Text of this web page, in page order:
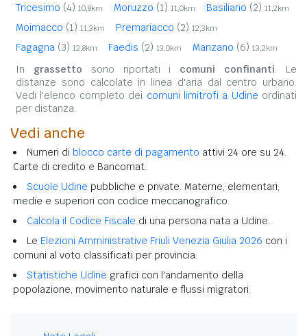
Tricesimo (4) 10,8km Moruzzo (1) 11,0km Basiliano (2) 11,2km
Moimacco (1) 11,3km Premariacco (2) 12,3km
Fagagna (3) 12,8km Faedis (2) 13,0km Manzano (6) 13,2km
In grassetto sono riportati i comuni confinanti. Le
distanze sono calcolate in linea d'aria dal centro urbano.
Vedi l'elenco completo dei comuni limitrofi a Udine ordinati
per distanza.
Vedi anche
Numeri di blocco carte di pagamento attivi 24 ore su 24.
Carte di credito e Bancomat.
Scuole Udine pubbliche e private. Materne, elementari,
medie e superiori con codice meccanografico.
Calcola il Codice Fiscale di una persona nata a Udine.
Le Elezioni Amministrative Friuli Venezia Giulia 2026 con i
comuni al voto classificati per provincia.
Statistiche Udine grafici con l'andamento della
popolazione, movimento naturale e flussi migratori.